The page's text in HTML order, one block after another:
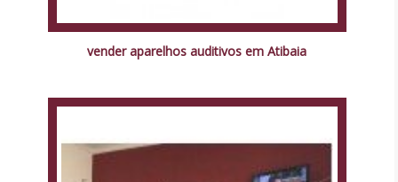
vender aparelhos auditivos em Atibaia